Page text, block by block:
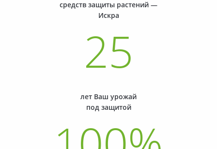
средств защиты растений —
Искра
25
лет Ваш урожай
под защитой